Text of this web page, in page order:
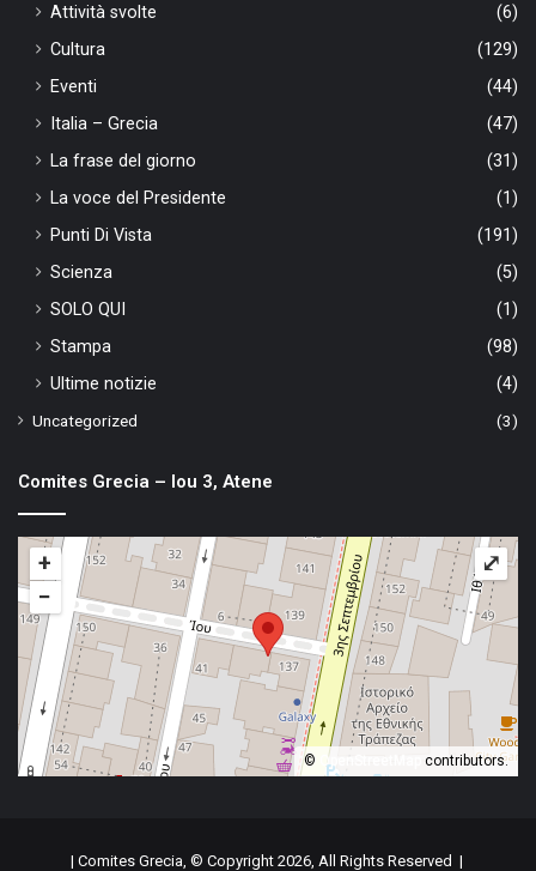
Attività svolte
(6)
Cultura
(129)
Eventi
(44)
Italia – Grecia
(47)
La frase del giorno
(31)
La voce del Presidente
(1)
Punti Di Vista
(191)
Scienza
(5)
SOLO QUI
(1)
Stampa
(98)
Ultime notizie
(4)
Uncategorized
(3)
Comites Grecia – Iou 3, Atene
+
−
© OpenStreetMap contributors.
⤢
| Comites Grecia, © Copyright 2026, All Rights Reserved |